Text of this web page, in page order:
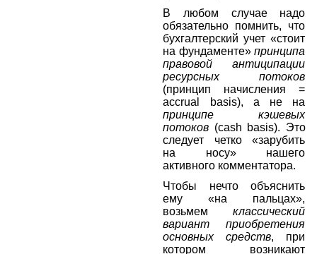
В любом случае надо
обязательно помнить, что
бухгалтерский учет «стоит
на фундаменте»принципа
правовой антиципации
ресурсных потоков
(принцип начисления =
accrual
basis), а не на
принципе кэшевых
потоков (cash basis). Это
следует четко «зарубить
на носу» нашего
активного комментатора.
Чтобы нечто объяснить
ему «на пальцах»,
возьмемклассический
вариант
приобретения
основных средств, при
котором возникают